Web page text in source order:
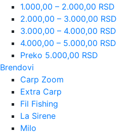
1.000,00 – 2.000,00 RSD
2.000,00 – 3.000,00 RSD
3.000,00 – 4.000,00 RSD
4.000,00 – 5.000,00 RSD
Preko 5.000,00 RSD
Brendovi
Carp Zoom
Extra Carp
Fil Fishing
La Sirene
Milo